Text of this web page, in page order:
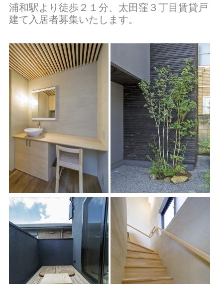
浦和駅より徒歩２１分、太田窪３丁目賃貸戸
建て入居者募集いたします。